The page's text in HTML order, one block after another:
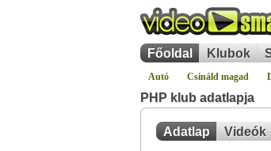
Főoldal Klubok
Autó Csináld magad
PHP klub adatlapja
Adatlap Videók